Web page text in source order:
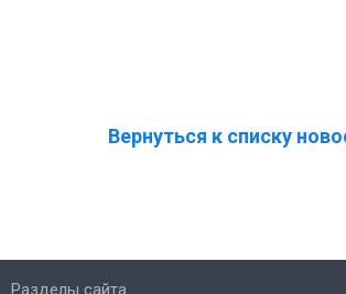
Вернуться к списку
Разделы сайта